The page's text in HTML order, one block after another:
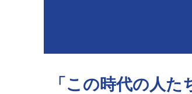
「この時代の人